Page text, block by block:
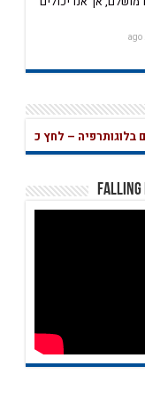
– לחץ כאןשאלון בחינה
מהי אהבה
Falling